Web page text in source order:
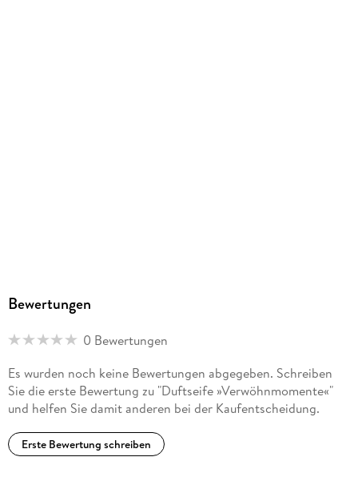
Bewertungen
0 Bewertungen
Es wurden noch keine Bewertungen abgegeben. Schreiben
Sie die erste Bewertung zu "Duftseife »Verwöhnmomente«"
und helfen Sie damit anderen bei der Kaufentscheidung.
Erste Bewertung schreiben